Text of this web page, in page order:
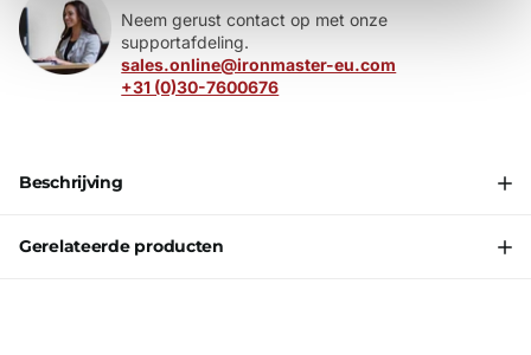
Neem gerust contact op met onze
supportafdeling.
sales.online@ironmaster-eu.com
+31 (0)30-7600676
Beschrijving
Gerelateerde producten